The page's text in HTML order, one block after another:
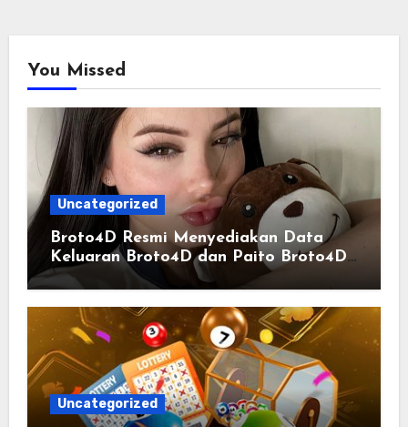
You Missed
Uncategorized
Broto4D Resmi Menyediakan Data
Keluaran Broto4D dan Paito Broto4D
yang Selalu Diperbarui
Uncategorized